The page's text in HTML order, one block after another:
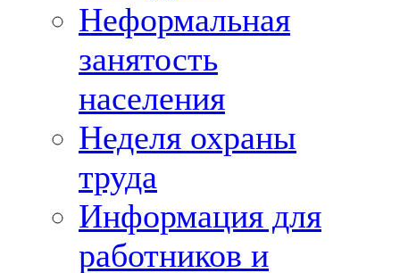
Неформальная
занятость
населения
Неделя охраны
труда
Информация для
работников и